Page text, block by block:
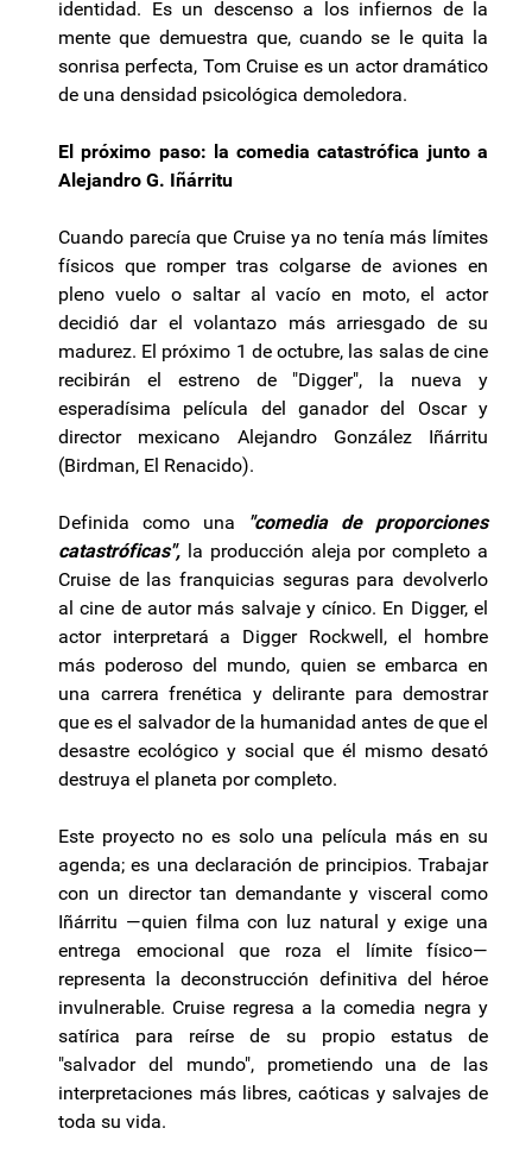
identidad. Es un descenso a los infiernos de la
mente que demuestra que, cuando se le quita la
sonrisa perfecta, Tom Cruise es un actor dramático
de una densidad psicológica demoledora.
El próximo paso: la comedia catastrófica junto a
Alejandro G. Iñárritu
Cuando parecía que Cruise ya no tenía más límites
físicos que romper tras colgarse de aviones en
pleno vuelo o saltar al vacío en moto, el actor
decidió dar el volantazo más arriesgado de su
madurez. El próximo 1 de octubre, las salas de cine
recibirán el estreno de "Digger", la nueva y
esperadísima película del ganador del Oscar y
director mexicano Alejandro González Iñárritu
(Birdman, El Renacido).
Definida como una
"comedia de proporciones
catastróficas", la producción aleja por completo a
Cruise de las franquicias seguras para devolverlo
al cine de autor más salvaje y cínico. En Digger, el
actor interpretará a Digger Rockwell, el hombre
más poderoso del mundo, quien se embarca en
una carrera frenética y delirante para demostrar
que es el salvador de la humanidad antes de que el
desastre ecológico y social que él mismo desató
destruya el planeta por completo.
Este proyecto no es solo una película más en su
agenda; es una declaración de principios. Trabajar
con un director tan demandante y visceral como
Iñárritu —quien filma con luz natural y exige una
entrega emocional que roza el límite físico—
representa la deconstrucción definitiva del héroe
invulnerable. Cruise regresa a la comedia negra y
satírica para reírse de su propio estatus de
"salvador del mundo", prometiendo una de las
interpretaciones más libres, caóticas y salvajes de
toda su vida.